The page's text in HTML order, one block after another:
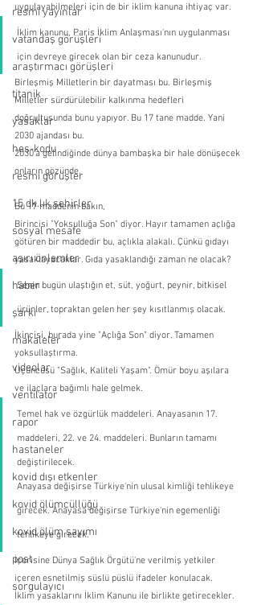
resmi yayınlar
vatandaş görüşleri
araştırmacı görüşleri
titanik
yasaklar
hes-kodu
resmi görüşler
15 dk.lık şehirler
sosyal mesafe
aşırı önlemler
haber
şarkı
makaleler
videolar
ventilator
rapor
hastaneler
kovid dışı etkenler
kovid ölümcüllüğü
kovid ölüm sayımı
post
sorgulayıcı
uygulayabilmeleri için de bir iklim kanuna ihtiyaç var.
İklim kanunu, Paris İklim Anlaşması'nın uygulanması
için devreye girecek olan bir ceza kanunudur.
Birleşmiş Milletlerin bir dayatması bu. Birleşmiş
Milletler sürdürülebilir kalkınma hedefleri
doğrultusunda bunu yapıyor. Bu 17 tane madde. Yani
2030 ajandası bu.
2030'a gelindiğinde dünya bambaşka bir hale dönüşecek
onların gözünde.
Bu 17 maddenin bakın,
Birincisi "Yoksulluğa Son" diyor. Hayır tamamen açlığa
götüren bir maddedir bu, açlıkla alakalı. Çünkü gıdayı
yasaklayacaklar. Gıda yasaklandığı zaman ne olacak?
Senin bugün ulaştığın et, süt, yoğurt, peynir, bitkisel
ürünler, topraktan gelen her şey kısıtlanmış olacak.
İkincisi, burada yine "Açlığa Son" diyor. Tamamen
yoksullaştırma.
Üçüncüsü "Sağlık, Kaliteli Yaşam". Ömür boyu aşılara
ve ilaçlara bağımlı hale gelmek.
Temel hak ve özgürlük maddeleri. Anayasanın 17.
maddeleri, 22. ve 24. maddeleri. Bunların tamamı
değiştirilecek.
Anayasa değişirse Türkiye'nin ulusal kimliği tehlikeye
girecek. Anayasa değişirse Türkiye'nin egemenliği
tehlikeye girecek.
İçerisine Dünya Sağlık Örgütü'ne verilmiş yetkiler
içeren esnetilmiş süslü püslü ifadeler konulacak.
İklim yasaklarını İklim Kanunu ile birlikte getirecekler.